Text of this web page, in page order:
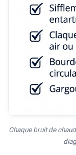
Chaque bruit de